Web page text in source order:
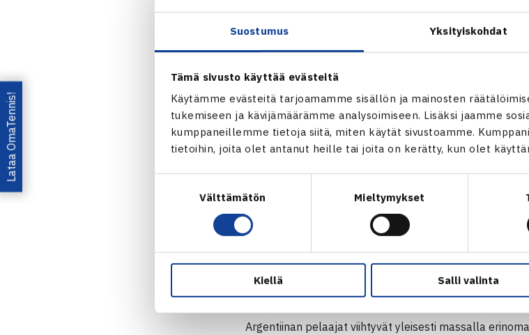
Suostumus Yksityiskohdat
Tämä sivusto käyttää evästeitä
Käytämme evästeitä tarjoamamme sisällön ja mainosten
tukemiseen ja kävijämäärämme analysoimiseen. Lisäksi jaamme
kumppaneillemme tietoja siitä, miten käytät sivustoamme.
tietoihin, joita olet antanut heille tai joita on kerätty, kun olet
Välttämätön Mieltymykset
Kiellä Salli valinta
– Argentiinan joukkue on todella kova ja he ovat
joukkueeseen. Argentiina omaa hyvän nelinpeliparin
joukkueen laajuutta korostaa, että peräti seitsemän
top 100 joukosta. Diego Schwartzmanin tuntee
Argentiinalla on muitakin nuoria noussut maailman
ATP-tittelin tällä kaudella. Kova joukkue saapuu
ainoastaan huippumaita on enää jäljellä, sanoi Davis
Nieminen oli myös tyytyväinen arvalla ratkenneeseen
tarkoitti sitä, että Suomen joukkue vältti vierasottelun,
massakentällä.
– Arvonta kotijoukkueesta oli erittäin merkityksellinen
Argentiinan pelaajat viihtyvät yleisesti massalla
Lataa OmaTennis!